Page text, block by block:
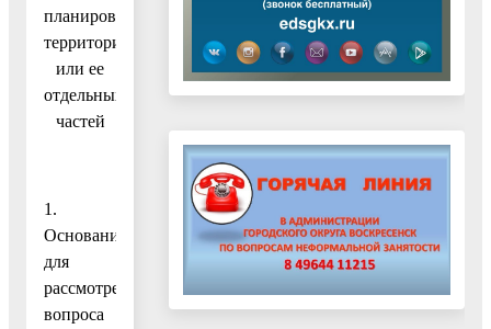
планировке
территории
или ее
отдельных
частей
1.
Основанием
для
рассмотрения
вопроса